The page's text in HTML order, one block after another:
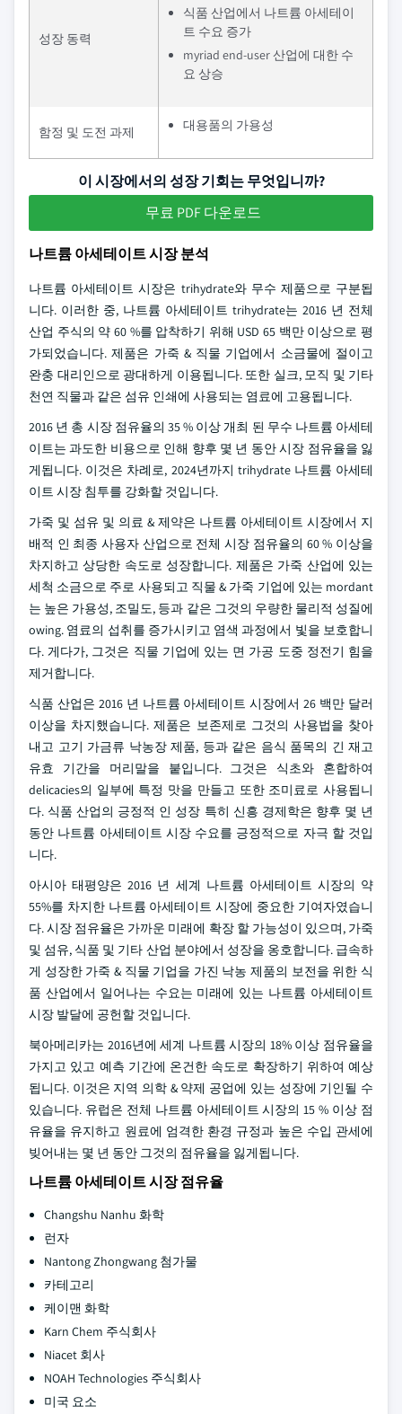
성장 동력
식품 산업에서 나트륨 아세테이
트 수요 증가
myriad end-user 산업에 대한 수
요 상승
함정 및 도전 과제 대용품의 가용성
이 시장에서의 성장 기회는 무엇입니까?
무료 PDF 다운로드
나트륨 아세테이트 시장 분석
나트륨 아세테이트 시장은 trihydrate와 무수 제품으로 구분됩
니다. 이러한 중, 나트륨 아세테이트 trihydrate는 2016 년 전체
산업 주식의 약 60 %를 압착하기 위해 USD 65 백만 이상으로 평
가되었습니다. 제품은 가죽 & 직물 기업에서 소금물에 절이고
완충 대리인으로 광대하게 이용됩니다. 또한 실크, 모직 및 기타
천연 직물과 같은 섬유 인쇄에 사용되는 염료에 고용됩니다.
2016 년 총 시장 점유율의 35 % 이상 개최 된 무수 나트륨 아세테
이트는 과도한 비용으로 인해 향후 몇 년 동안 시장 점유율을 잃
게됩니다. 이것은 차례로, 2024년까지 trihydrate 나트륨 아세테
이트 시장 침투를 강화할 것입니다.
가죽 및 섬유 및 의료 & 제약은 나트륨 아세테이트 시장에서 지
배적 인 최종 사용자 산업으로 전체 시장 점유율의 60 % 이상을
차지하고 상당한 속도로 성장합니다. 제품은 가죽 산업에 있는
세척 소금으로 주로 사용되고 직물 & 가죽 기업에 있는 mordant
는 높은 가용성, 조밀도, 등과 같은 그것의 우량한 물리적 성질에
owing. 염료의 섭취를 증가시키고 염색 과정에서 빛을 보호합니
다. 게다가, 그것은 직물 기업에 있는 면 가공 도중 정전기 힘을
제거합니다.
식품 산업은 2016 년 나트륨 아세테이트 시장에서 26 백만 달러
이상을 차지했습니다. 제품은 보존제로 그것의 사용법을 찾아
내고 고기 가금류 낙농장 제품, 등과 같은 음식 품목의 긴 재고
유효 기간을 머리말을 붙입니다. 그것은 식초와 혼합하여
delicacies의 일부에 특정 맛을 만들고 또한 조미료로 사용됩니
다. 식품 산업의 긍정적 인 성장 특히 신흥 경제학은 향후 몇 년
동안 나트륨 아세테이트 시장 수요를 긍정적으로 자극 할 것입
니다.
아시아 태평양은 2016 년 세계 나트륨 아세테이트 시장의 약
55%를 차지한 나트륨 아세테이트 시장에 중요한 기여자였습니
다. 시장 점유율은 가까운 미래에 확장 할 가능성이 있으며, 가죽
및 섬유, 식품 및 기타 산업 분야에서 성장을 옹호합니다. 급속하
게 성장한 가죽 & 직물 기업을 가진 낙농 제품의 보전을 위한 식
품 산업에서 일어나는 수요는 미래에 있는 나트륨 아세테이트
시장 발달에 공헌할 것입니다.
북아메리카는 2016년에 세계 나트륨 시장의 18% 이상 점유율을
가지고 있고 예측 기간에 온건한 속도로 확장하기 위하여 예상
됩니다. 이것은 지역 의학 & 약제 공업에 있는 성장에 기인될 수
있습니다. 유럽은 전체 나트륨 아세테이트 시장의 15 % 이상 점
유율을 유지하고 원료에 엄격한 환경 규정과 높은 수입 관세에
빚어내는 몇 년 동안 그것의 점유율을 잃게됩니다.
나트륨 아세테이트 시장 점유율
Changshu Nanhu 화학
런자
Nantong Zhongwang 첨가물
카테고리
케이맨 화학
Karn Chem 주식회사
Niacet 회사
NOAH Technologies 주식회사
미국 요소